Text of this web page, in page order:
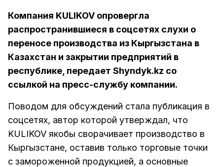
Компания KULIKOV опровергла
распространившиеся в соцсетях слухи о
переносе производства из Кыргызстана в
Казахстан и закрытии предприятий в
республике, передает Shyndyk.kz со
ссылкой на пресс-службу компании.
Поводом для обсуждений стала публикация в
соцсетях, автор которой утверждал, что
KULIKOV якобы сворачивает производство в
Кыргызстане, оставив только торговые точки
с замороженной продукцией, а основные